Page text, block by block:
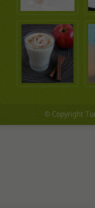
© Copyright